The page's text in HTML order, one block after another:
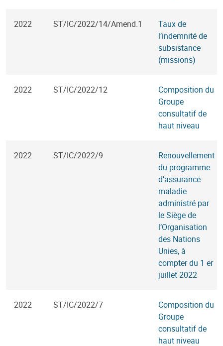
2022 ST/IC/2022/14/Amend.1
Taux de
l’indemnité de
subsistance
(missions)
2022 ST/IC/2022/12
Composition du
Groupe
consultatif de
haut niveau
2022 ST/IC/2022/9
Renouvellement
du programme
d’assurance
maladie
administré par
le Siège de
l’Organisation
des Nations
Unies, à
compter du 1 er
juillet 2022
2022 ST/IC/2022/7
Composition du
Groupe
consultatif de
haut niveau